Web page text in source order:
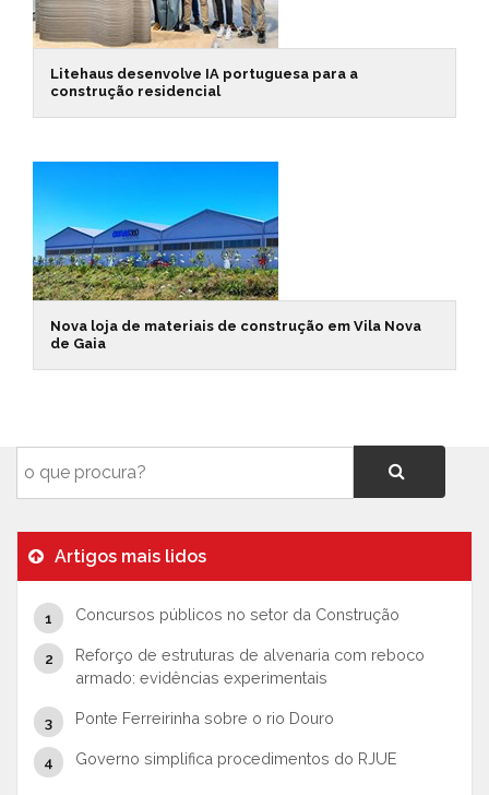
Litehaus desenvolve IA portuguesa para a
construção residencial
Nova loja de materiais de construção em Vila Nova
de Gaia
Artigos mais lidos
Concursos públicos no setor da Construção
Reforço de estruturas de alvenaria com reboco
armado: evidências experimentais
Ponte Ferreirinha sobre o rio Douro
Governo simplifica procedimentos do RJUE